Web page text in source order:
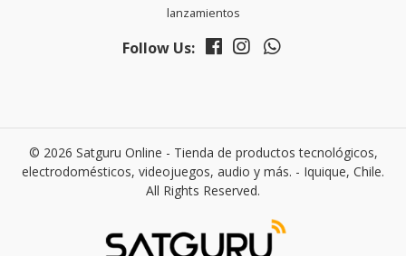
lanzamientos
Follow Us:
© 2026 Satguru Online - Tienda de productos tecnológicos,
electrodomésticos, videojuegos, audio y más. - Iquique, Chile.
All Rights Reserved.